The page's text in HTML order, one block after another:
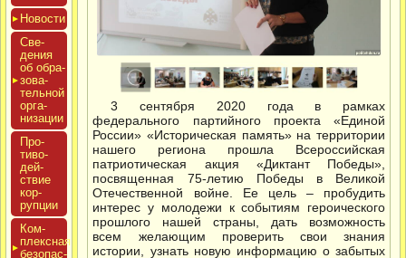
Новос­ти
Све­
дения
об об­ра­
зова­
тель­ной
ор­га­
низа­ции
Про­
тиво­
дей­
ствие
кор­
рупции
Ком­
плексная
бе­зопас­
3 сентября 2020 года в рамках
федерального партийного проекта «Единой
России» «Историческая память» на территории
нашего региона прошла Всероссийская
патриотическая акция «Диктант Победы»,
посвященная 75-летию Победы в Великой
Отечественной войне. Ее цель – пробудить
интерес у молодежи к событиям героического
прошлого нашей страны, дать возможность
всем желающим проверить свои знания
истории, узнать новую информацию о забытых